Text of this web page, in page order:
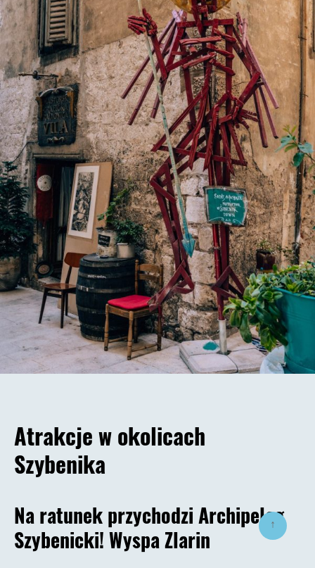
Atrakcje w okolicach
Szybenika
Na ratunek przychodzi Archipelag
Szybenicki! Wyspa Zlarin
↑